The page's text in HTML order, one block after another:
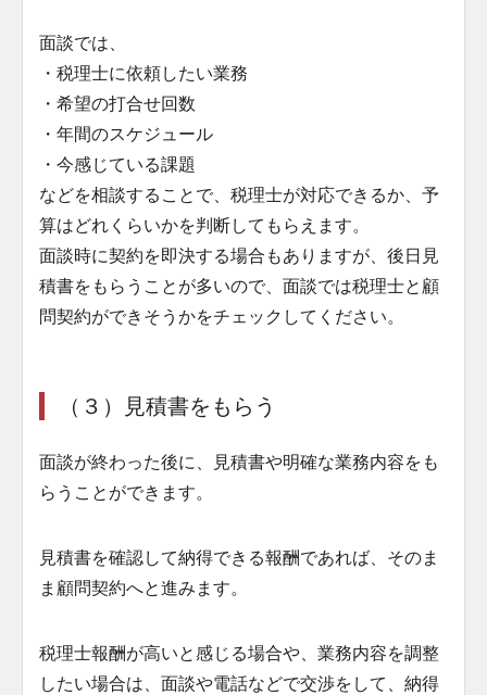
面談では、
・税理士に依頼したい業務
・希望の打合せ回数
・年間のスケジュール
・今感じている課題
などを相談することで、税理士が対応できるか、予
算はどれくらいかを判断してもらえます。
面談時に契約を即決する場合もありますが、後日見
積書をもらうことが多いので、面談では税理士と顧
問契約ができそうかをチェックしてください。
（３）見積書をもらう
面談が終わった後に、見積書や明確な業務内容をも
らうことができます。
見積書を確認して納得できる報酬であれば、そのま
ま顧問契約へと進みます。
税理士報酬が高いと感じる場合や、業務内容を調整
したい場合は、面談や電話などで交渉をして、納得